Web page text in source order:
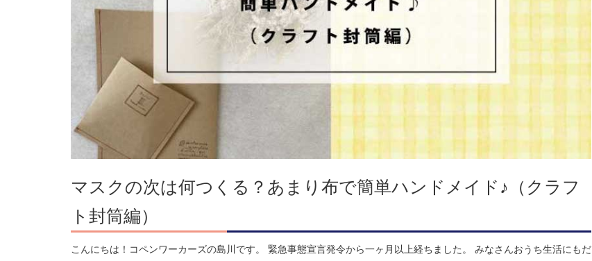
マスクの次は何つくる？あまり布で簡単ハンドメイド♪（クラフ
ト封筒編）
こんにちは！コペンワーカーズの島川です。 緊急事態宣言発令から一ヶ月以上経ちました。 みなさんおうち生活にもだ